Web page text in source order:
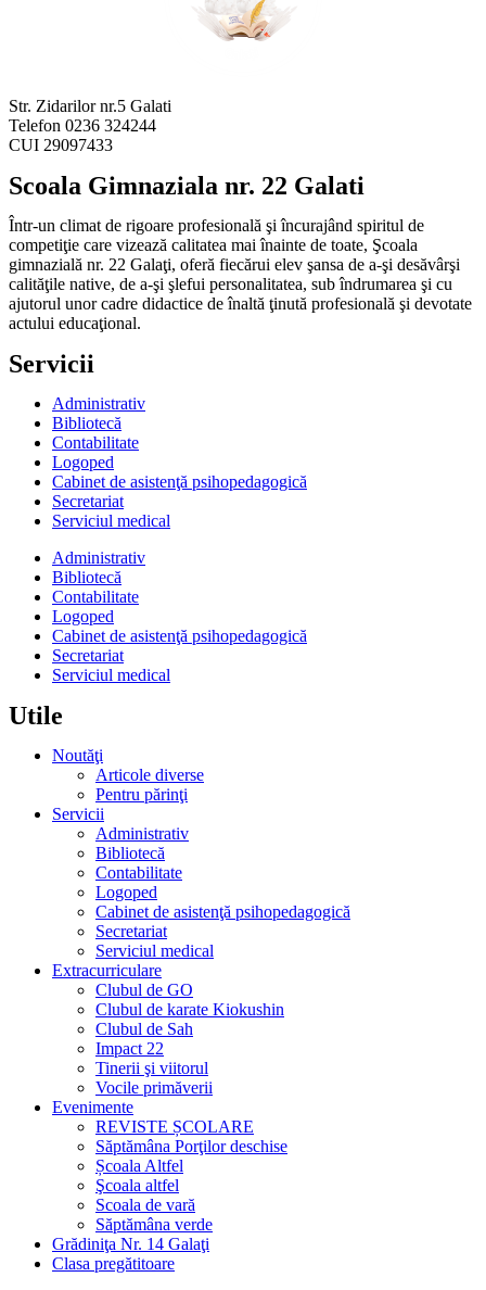
Str. Zidarilor nr.5 Galati
Telefon 0236 324244
CUI 29097433
Scoala Gimnaziala nr. 22 Galati
Într-un climat de rigoare profesională şi încurajând spiritul de
competiţie care vizează calitatea mai înainte de toate, Şcoala
gimnazială nr. 22 Galaţi, oferă fiecărui elev şansa de a-şi desăvârşi
calităţile native, de a-şi şlefui personalitatea, sub îndrumarea şi cu
ajutorul unor cadre didactice de înaltă ţinută profesională şi devotate
actului educaţional.
Servicii
Administrativ
Bibliotecă
Contabilitate
Logoped
Cabinet de asistenţă psihopedagogică
Secretariat
Serviciul medical
Administrativ
Bibliotecă
Contabilitate
Logoped
Cabinet de asistenţă psihopedagogică
Secretariat
Serviciul medical
Utile
Noutăţi
Articole diverse
Pentru părinţi
Servicii
Administrativ
Bibliotecă
Contabilitate
Logoped
Cabinet de asistenţă psihopedagogică
Secretariat
Serviciul medical
Extracurriculare
Clubul de GO
Clubul de karate Kiokushin
Clubul de Sah
Impact 22
Tinerii şi viitorul
Vocile primăverii
Evenimente
REVISTE ȘCOLARE
Săptămâna Porţilor deschise
Școala Altfel
Şcoala altfel
Scoala de vară
Săptămâna verde
Grădiniţa Nr. 14 Galaţi
Clasa pregătitoare